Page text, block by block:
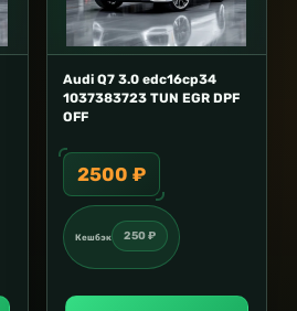
Audi Q7 3.0 edc16cp34
1037383723 TUN EGR DPF
OFF
2500 ₽
Кешбэк 250 ₽